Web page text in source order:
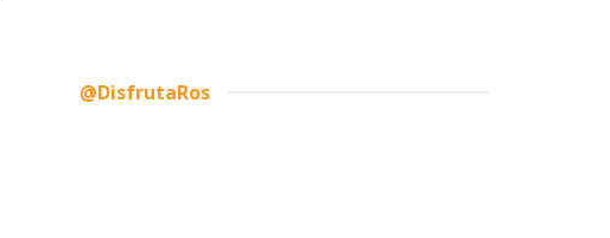
@DisfrutaRos